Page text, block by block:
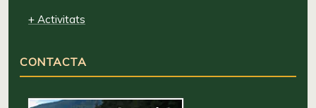
+ Activitats
CONTACTA